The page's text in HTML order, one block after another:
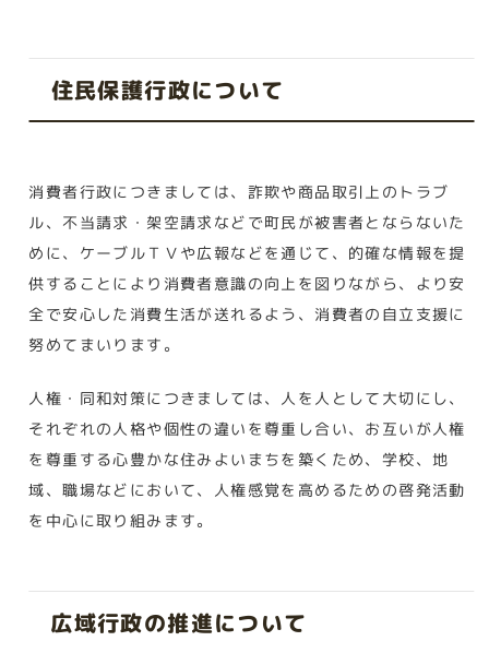
住民保護行政について
消費者行政につきましては、詐欺や商品取引上のトラブ
ル、不当請求・架空請求などで町民が被害者とならないた
めに、ケーブルＴＶや広報などを通じて、的確な情報を提
供することにより消費者意識の向上を図りながら、より安
全で安心した消費生活が送れるよう、消費者の自立支援に
努めてまいります。
人権・同和対策につきましては、人を人として大切にし、
それぞれの人格や個性の違いを尊重し合い、お互いが人権
を尊重する心豊かな住みよいまちを築くため、学校、地
域、職場などにおいて、人権感覚を高めるための啓発活動
を中心に取り組みます。
広域行政の推進について